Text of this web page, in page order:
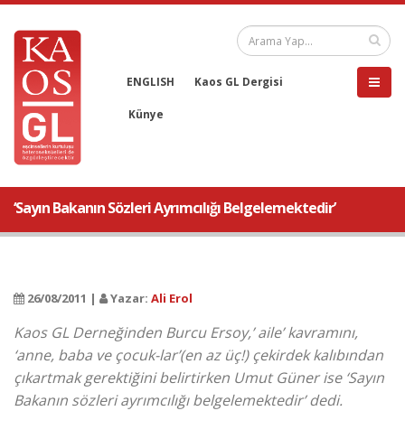
ENGLISH Kaos GL Dergisi
Künye
‘Sayın Bakanın Sözleri Ayrımcılığı Belgelemektedir’
26/08/2011 | Yazar: Ali Erol
Kaos GL Derneğinden Burcu Ersoy,’ aile’ kavramını,
‘anne, baba ve çocuk-lar’(en az üç!) çekirdek kalıbından
çıkartmak gerektiğini belirtirken Umut Güner ise ‘Sayın
Bakanın sözleri ayrımcılığı belgelemektedir’ dedi.